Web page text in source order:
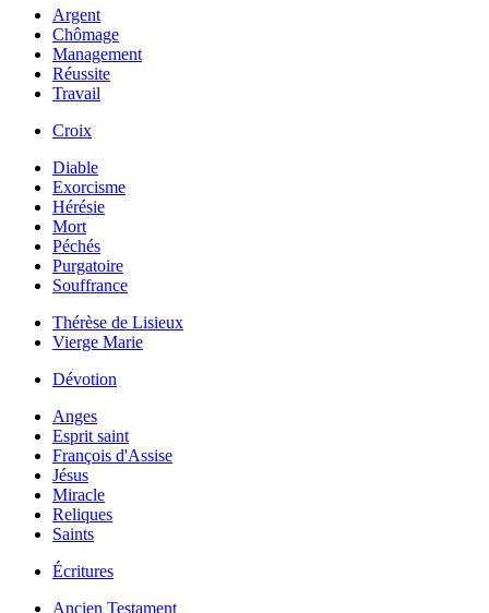
Argent
Chômage
Management
Réussite
Travail
Croix
Diable
Exorcisme
Hérésie
Mort
Péchés
Purgatoire
Souffrance
Thérèse de Lisieux
Vierge Marie
Dévotion
Anges
Esprit saint
François d'Assise
Jésus
Miracle
Reliques
Saints
Écritures
Ancien Testament